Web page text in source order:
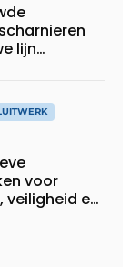
lijn
voor
veiligheid en